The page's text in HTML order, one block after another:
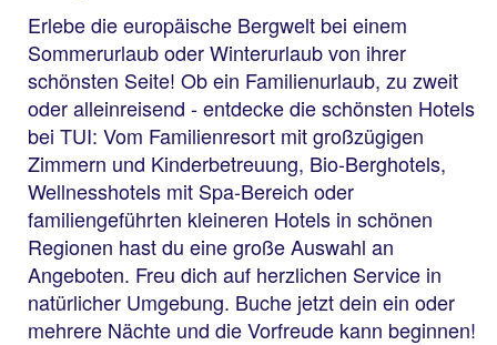
Erlebe die europäische Bergwelt bei einem
Sommerurlaub oder Winterurlaub von ihrer
schönsten Seite! Ob ein Familienurlaub, zu zweit
oder alleinreisend - entdecke die schönsten Hotels
bei TUI: Vom Familienresort mit großzügigen
Zimmern und Kinderbetreuung, Bio-Berghotels,
Wellnesshotels mit Spa-Bereich oder
familiengeführten kleineren Hotels in schönen
Regionen hast du eine große Auswahl an
Angeboten. Freu dich auf herzlichen Service in
natürlicher Umgebung. Buche jetzt dein ein oder
mehrere Nächte und die Vorfreude kann beginnen!